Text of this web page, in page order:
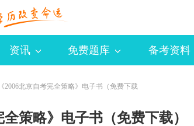
资讯 免费题库 备考资料
2006北京自考完全策略》电子书（免费下载
全策略》电子书（免费下载）